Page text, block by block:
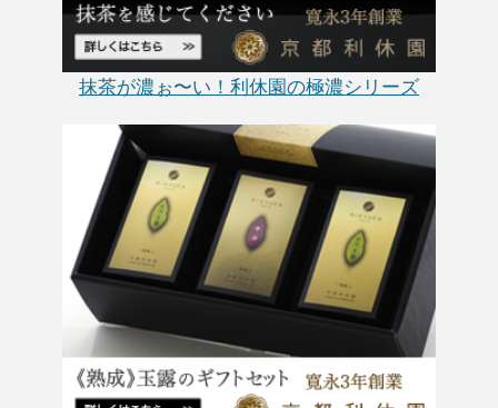
抹茶が濃ぉ〜い！利休園の極濃シリーズ